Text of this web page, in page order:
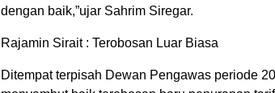
dengan baik,”ujar Sahrim Siregar.
Rajamin Sirait : Terobosan Luar Biasa
Ditempat terpisah Dewan Pengawas periode